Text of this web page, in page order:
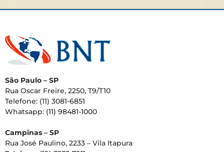
São Paulo – SP
Rua Oscar Freire, 2250, T9/T10
Telefone: (11) 3081-6851
Whatsapp: (11) 98481-1000
Campinas – SP
Rua José Paulino, 2233 – Vila Itapura